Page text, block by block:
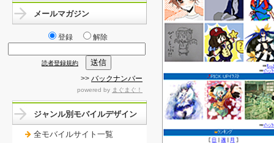
メールマガジン
登録 解除
読者登録規約
>> バックナンバー
powered by まぐまぐ！
ジャンル別モバイルデザイン
全モバイルサイト一覧